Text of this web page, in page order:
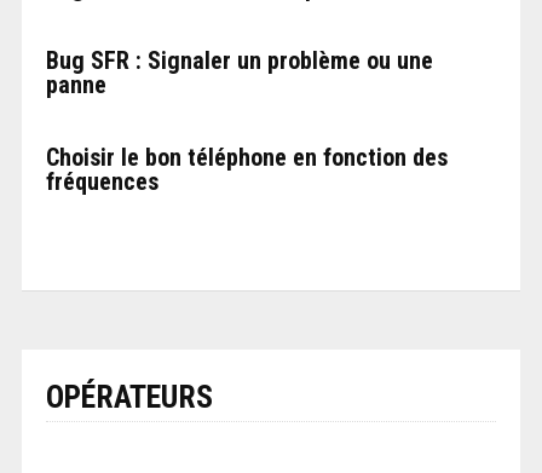
Bug SFR : Signaler un problème ou une
panne
Choisir le bon téléphone en fonction des
fréquences
OPÉRATEURS